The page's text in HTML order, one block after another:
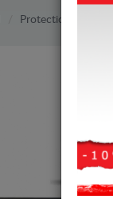
Protection Sous